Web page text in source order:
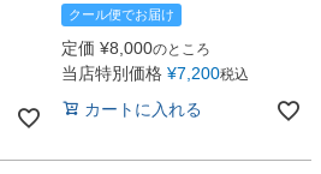
クール便でお届け
定価 ¥8,000のところ
当店特別価格 ¥7,200税込
カートに入れる